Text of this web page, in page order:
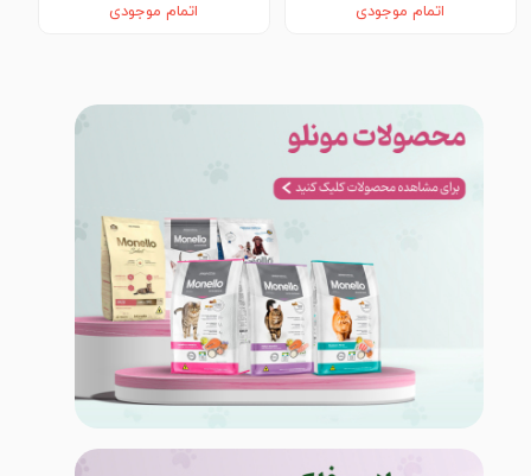
اتمام موجودی اتمام موجودی